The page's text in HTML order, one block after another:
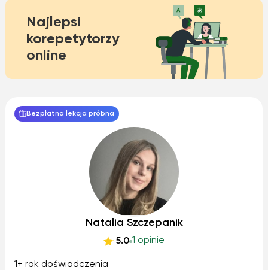
Najlepsi
korepetytorzy
online
Bezpłatna lekcja próbna
Natalia Szczepanik
5.0 1 opinie
1+ rok doświadczenia